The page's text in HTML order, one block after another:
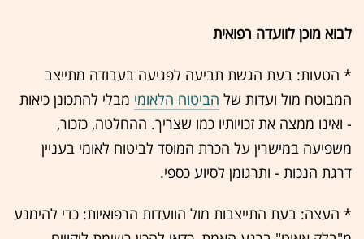
לבוא מוכן לוועדה רפואית
* הטעות: בעת הגשת תביעה לפגיעה בעבודה מתייצב
המבוטח מול ועדות של הביטוח הלאומי מבלי להתכונן כיאות
- ואינו ממצה את זכויותיו כמו שצריך. ההחלטה, כזכור,
משפיעה במישרין על הכרת המוסד לביטוח לאומי בעניין
דרגת הנכות - ותרגומן לסיוע כספי.
* העצה: בעת התייצבות מול הוועדות הרפואיות: כדי להימנע